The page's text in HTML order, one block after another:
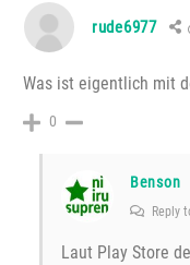
rude6977
Was ist eigentlich mit
0
Benson
Reply
Laut Play Store